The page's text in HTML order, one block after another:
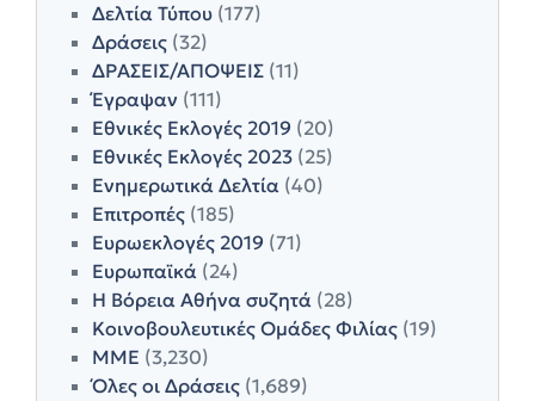
Δελτία Τύπου (177)
Δράσεις (32)
ΔΡΑΣΕΙΣ/ΑΠΟΨΕΙΣ (11)
Έγραψαν (111)
Εθνικές Εκλογές 2019 (20)
Εθνικές Εκλογές 2023 (25)
Ενημερωτικά Δελτία (40)
Επιτροπές (185)
Ευρωεκλογές 2019 (71)
Ευρωπαϊκά (24)
Η Βόρεια Αθήνα συζητά (28)
Κοινοβουλευτικές Ομάδες Φιλίας (19)
ΜΜΕ (3,230)
Όλες οι Δράσεις (1,689)